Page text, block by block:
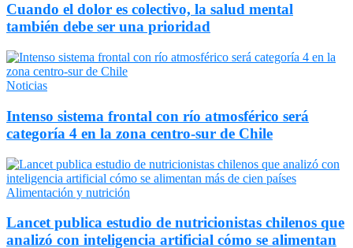
Cuando el dolor es colectivo, la salud mental
también debe ser una prioridad
Noticias
Intenso sistema frontal con río atmosférico será
categoría 4 en la zona centro-sur de Chile
Alimentación y nutrición
Lancet publica estudio de nutricionistas chilenos que
analizó con inteligencia artificial cómo se alimentan